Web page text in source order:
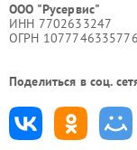
ООО "Русервис"
ИНН 7702633247
ОГРН 1077746335776
Поделиться в соц.